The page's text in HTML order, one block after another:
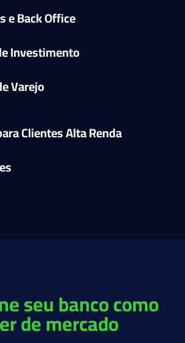
e Back Office
Investimento
Varejo
Clientes Alta Renda
seu banco como
de mercado